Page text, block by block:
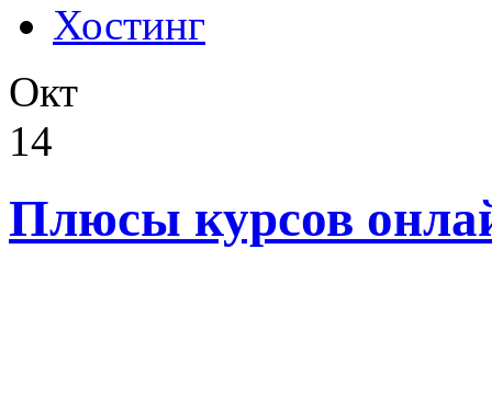
Хостинг
Окт
14
Плюсы курсов